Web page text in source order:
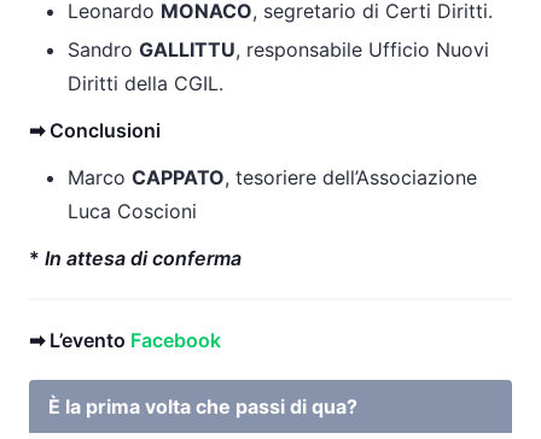
Leonardo MONACO, segretario di Certi Diritti.
Sandro GALLITTU, responsabile Ufficio Nuovi
Diritti della CGIL.
➡ Conclusioni
Marco CAPPATO, tesoriere dell’Associazione
Luca Coscioni
* In attesa di conferma
➡ L’evento Facebook
È la prima volta che passi di qua?